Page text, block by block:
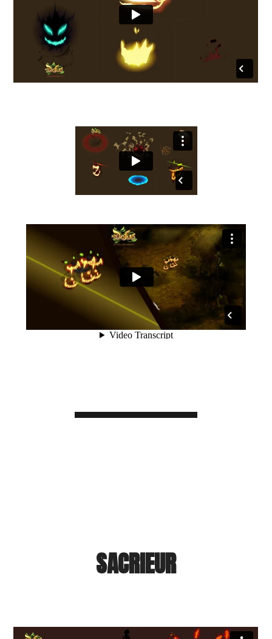
SACRIEUR